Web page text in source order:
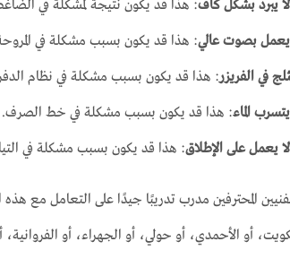
لا يبرد بشكل كاف: هذا قد يكون نتيجة لمشكلة في
يعمل بصوت عالي: هذا قد يكون بسبب مشكلة في
في الفريزر: هذا قد يكون بسبب مشكلة في نظام
الماء: هذا قد يكون بسبب مشكلة في خط الصرف.
لا يعمل على الإطلاق: هذا قد يكون بسبب مشكلة في
المحترفين مدرب تدريبًا جيدًا على التعامل
أو الأحمدي، أو حولي، أو الجهراء، أو